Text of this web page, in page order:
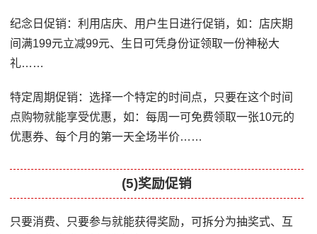
纪念日促销：利用店庆、用户生日进行促销，如：店庆期
间满199元立减99元、生日可凭身份证领取一份神秘大
礼……
特定周期促销：选择一个特定的时间点，只要在这个时间
点购物就能享受优惠，如：每周一可免费领取一张10元的
优惠券、每个月的第一天全场半价……
(5)奖励促销
只要消费、只要参与就能获得奖励，可拆分为抽奖式、互